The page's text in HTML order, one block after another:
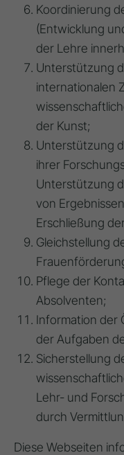
Koordinierung
(Entwicklung
der Lehre
Unterstützung
internationalen
der Kunst;
Unterstützung
ihrer
Unterstützung
von
Erschließung
Gleichstellung
Pflege der
Absolventen;
Information der
der Aufgaben
Sicherstellung
Lehr- und
durch
Diese Webseiten